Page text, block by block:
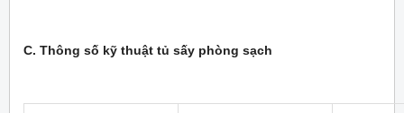
C. Thông số kỹ thuật tủ sấy phòng sạch